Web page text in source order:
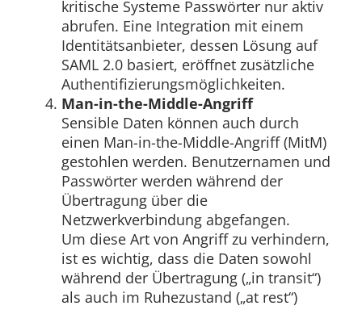
kritische Systeme Passwörter nur aktiv
abrufen. Eine Integration mit einem
Identitätsanbieter, dessen Lösung auf
SAML 2.0 basiert, eröffnet zusätzliche
Authentifizierungsmöglichkeiten.
Man-in-the-Middle-Angriff
Sensible Daten können auch durch
einen Man-in-the-Middle-Angriff (MitM)
gestohlen werden. Benutzernamen und
Passwörter werden während der
Übertragung über die
Netzwerkverbindung abgefangen.
Um diese Art von Angriff zu verhindern,
ist es wichtig, dass die Daten sowohl
während der Übertragung („in transit“)
als auch im Ruhezustand („at rest“)